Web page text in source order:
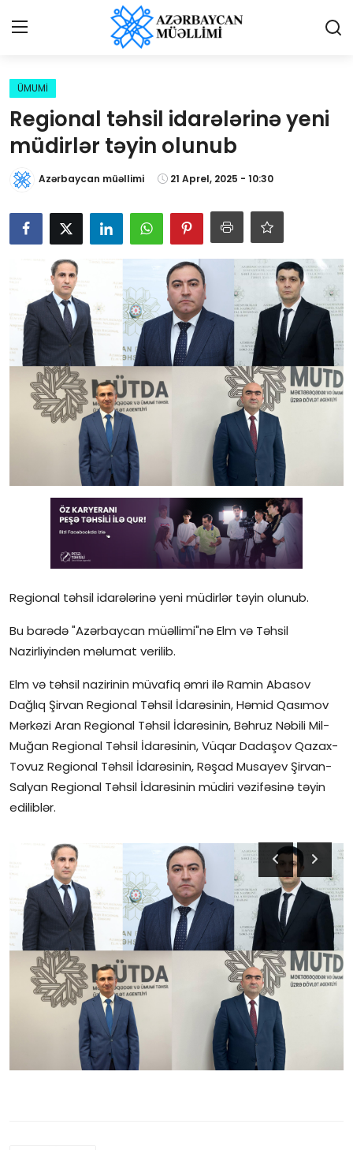
Qəzetə elan ver
Reklam və elan
Biz kimik?
Bütün xəbərlər
Gündəlik
Rəsmi
Elm və innovasiya
Regionlar
Qəzetin PDF arxivi
İctimai şura
Dünya
ÜMUMİ
Regional təhsil idarələrinə yeni
müdirlər təyin olunub
Azərbaycan müəllimi 21 Aprel, 2025 - 10:30
Regional təhsil idarələrinə yeni müdirlər təyin olunub.
Bu barədə "Azərbaycan müəllimi"nə Elm və Təhsil
Nazirliyindən məlumat verilib.
Elm və təhsil nazirinin müvafiq əmri ilə Ramin Abasov
Dağlıq Şirvan Regional Təhsil İdarəsinin, Həmid Qasımov
Mərkəzi Aran Regional Təhsil İdarəsinin, Bəhruz Nəbili Mil-
Muğan Regional Təhsil İdarəsinin, Vüqar Dadaşov Qazax-
Tovuz Regional Təhsil İdarəsinin, Rəşad Musayev Şirvan-
Salyan Regional Təhsil İdarəsinin müdiri vəzifəsinə təyin
ediliblər.